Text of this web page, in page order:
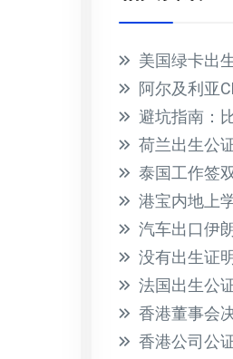
美国绿卡出生公证
阿尔及利亚CFS自由销售
避坑指南：比利时
荷兰出生公证海
泰国工作签双认证在线办
港宝内地上学必备：
汽车出口伊朗必看
没有出生证明也能办
法国出生公证+海牙认
香港董事会决议公证
香港公司公证全攻略